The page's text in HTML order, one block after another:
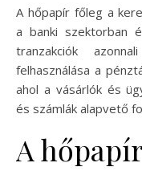
A hőpapír főleg a
a banki szektorban
tranzakciók
felhasználása a
ahol a vásárlók és
és számlák alapvető
A